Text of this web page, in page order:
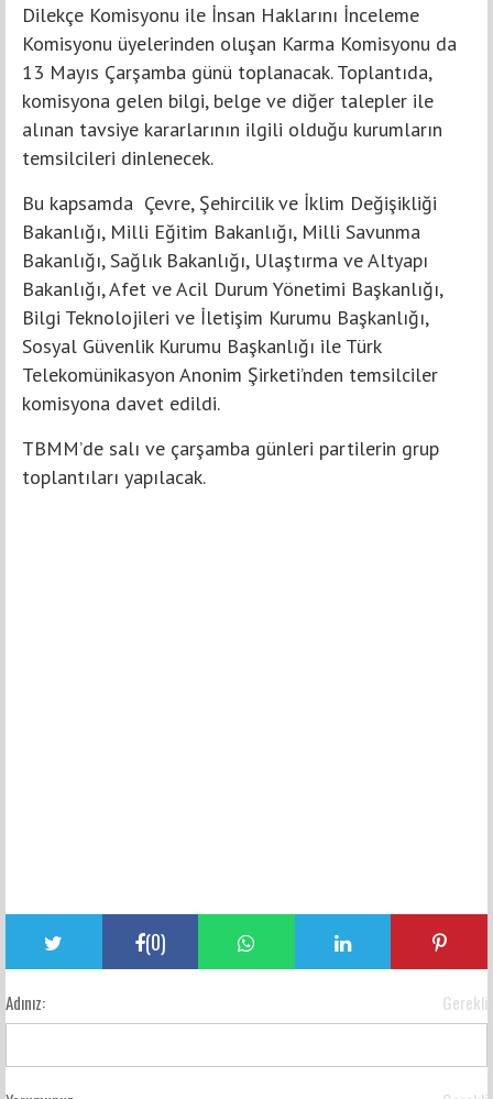
Dilekçe Komisyonu ile İnsan Haklarını İnceleme
Komisyonu üyelerinden oluşan Karma Komisyonu da
13 Mayıs Çarşamba günü toplanacak. Toplantıda,
komisyona gelen bilgi, belge ve diğer talepler ile
alınan tavsiye kararlarının ilgili olduğu kurumların
temsilcileri dinlenecek.
Bu kapsamda Çevre, Şehircilik ve İklim Değişikliği
Bakanlığı, Milli Eğitim Bakanlığı, Milli Savunma
Bakanlığı, Sağlık Bakanlığı, Ulaştırma ve Altyapı
Bakanlığı, Afet ve Acil Durum Yönetimi Başkanlığı,
Bilgi Teknolojileri ve İletişim Kurumu Başkanlığı,
Sosyal Güvenlik Kurumu Başkanlığı ile Türk
Telekomünikasyon Anonim Şirketi’nden temsilciler
komisyona davet edildi.
TBMM’de salı ve çarşamba günleri partilerin grup
toplantıları yapılacak.
(0)
Adınız: Gerekli